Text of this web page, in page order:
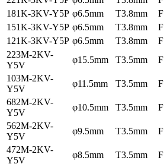
181K-3KV-Y5P φ6.5mm T3.8mm
151K-3KV-Y5P φ6.5mm T3.8mm
121K-3KV-Y5P φ6.5mm T3.8mm
223M-2KV-
Y5V
φ15.5mm T3.5mm
103M-2KV-
Y5V
φ11.5mm T3.5mm
682M-2KV-
Y5V
φ10.5mm T3.5mm
562M-2KV-
Y5V
φ9.5mm T3.5mm
472M-2KV-
Y5V
φ8.5mm T3.5mm